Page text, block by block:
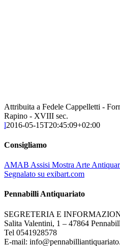
Attribuita a Fedele Cappelletti -
Rapino - XVIII sec.
l2016-05-15T20:45:09+02:00
Consigliamo
AMAB Assisi Mostra Arte
Segnalato su exibart.com
Pennabilli Antiquariato
SEGRETERIA E
Salita Valentini, 1 – 47864
Tel 0541928578
E-mail: